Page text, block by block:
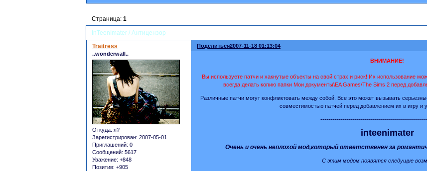
InTeenImater / Антицензор
Страница:1
Поделиться2007-11-18 01:13:04
Traitress
..wonderwall..
Откуда: я?
Зарегистрирован: 2007-05-01
Приглашений: 0
Сообщений: 5617
Уважение: +848
Позитив: +905
ВНИМАНИЕ!
Вы используете патчи и хакнутые объекты на свой страх и риск! Их использование
всегда делать копию папки Мои документы\EA Games\The Sims 2 перед
Различные патчи могут конфликтовать между собой. Все это может вызывать
совместимостью патчей перед добавлением их в игру и
inteenimater
Очень и очень неплохой мод,который ответственен за
С этим модом появятся следущие